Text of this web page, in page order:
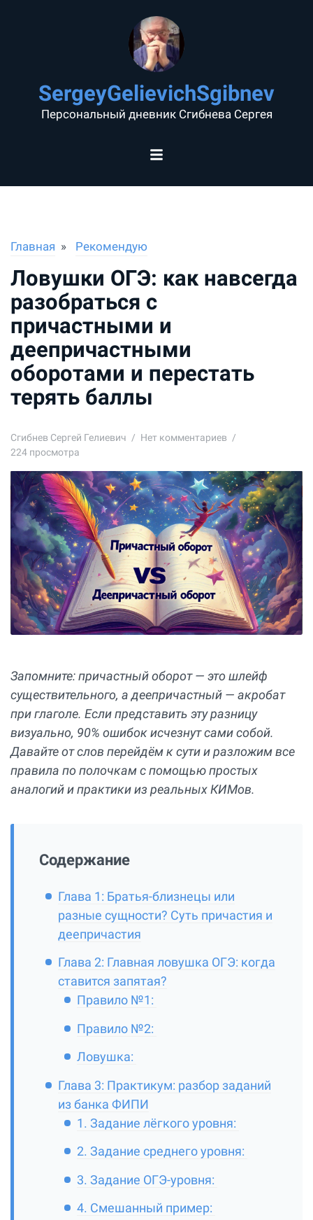
SergeyGelievichSgibnev
Персональный дневник Сгибнева Сергея
Главная Рекомендую
Ловушки ОГЭ: как навсегда
разобраться с
причастными и
деепричастными
оборотами и перестать
терять баллы
Сгибнев Сергей Гелиевич
Нет комментариев
224 просмотра
Запомните: причастный оборот — это шлейф
существительного, а деепричастный — акробат
при глаголе. Если представить эту разницу
визуально, 90% ошибок исчезнут сами собой.
Давайте от слов перейдём к сути и разложим все
правила по полочкам с помощью простых
аналогий и практики из реальных КИМов.
Содержание
Глава 1: Братья-близнецы или
разные сущности? Суть причастия и
деепричастия
Глава 2: Главная ловушка ОГЭ: когда
ставится запятая?
Правило №1:
Правило №2:
Ловушка:
Глава 3: Практикум: разбор заданий
из банка ФИПИ
1. Задание лёгкого уровня:
2. Задание среднего уровня:
3. Задание ОГЭ-уровня:
4. Смешанный пример: